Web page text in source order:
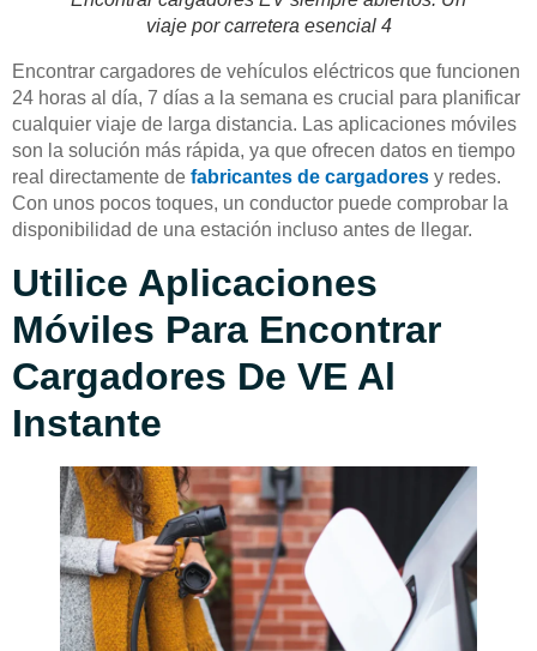
viaje por carretera esencial 4
Encontrar cargadores de vehículos eléctricos que funcionen
24 horas al día, 7 días a la semana es crucial para planificar
cualquier viaje de larga distancia. Las aplicaciones móviles
son la solución más rápida, ya que ofrecen datos en tiempo
real directamente de fabricantes de cargadores y redes.
Con unos pocos toques, un conductor puede comprobar la
disponibilidad de una estación incluso antes de llegar.
Utilice Aplicaciones
Móviles Para Encontrar
Cargadores De VE Al
Instante